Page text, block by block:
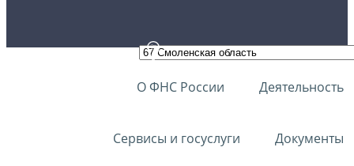
О ФНС России Деятельность
Сервисы и госуслуги Документы